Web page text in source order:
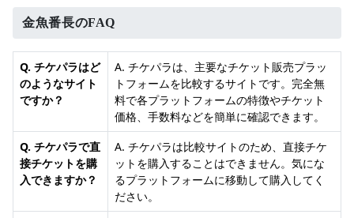
金魚番長のFAQ
Q. チケパラはど
のようなサイト
ですか？
A. チケパラは、主要なチケット販売プラッ
トフォームを比較するサイトです。完全無
料で各プラットフォームの特徴やチケット
価格、手数料などを簡単に確認できます。
Q. チケパラで直
接チケットを購
入できますか？
A. チケパラは比較サイトのため、直接チケ
ットを購入することはできません。気にな
るプラットフォームに移動して購入してく
ださい。